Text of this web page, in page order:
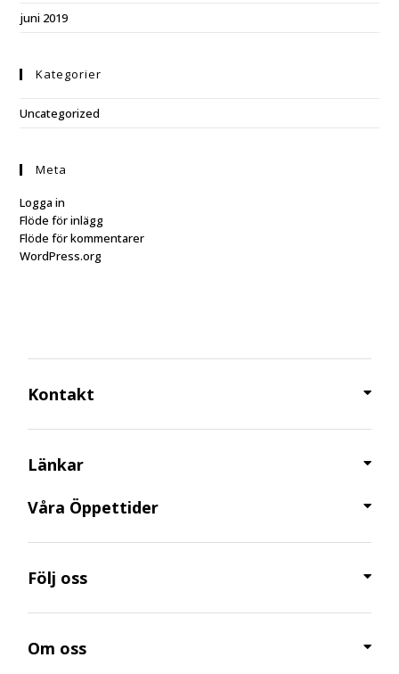
juni 2019
Kategorier
Uncategorized
Meta
Logga in
Flöde för inlägg
Flöde för kommentarer
WordPress.org
Kontakt
Länkar
Våra Öppettider​
Följ oss
Om oss